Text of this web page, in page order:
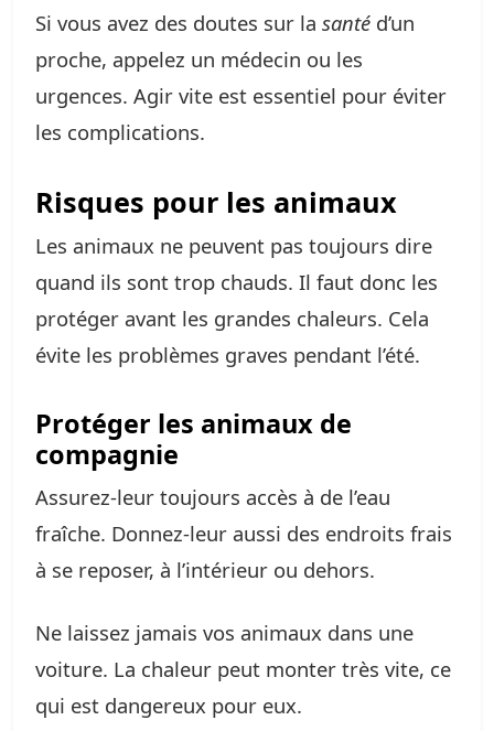
Si vous avez des doutes sur la santé d’un
proche, appelez un médecin ou les
urgences. Agir vite est essentiel pour éviter
les complications.
Risques pour les animaux
Les animaux ne peuvent pas toujours dire
quand ils sont trop chauds. Il faut donc les
protéger avant les grandes chaleurs. Cela
évite les problèmes graves pendant l’été.
Protéger les animaux de
compagnie
Assurez-leur toujours accès à de l’eau
fraîche. Donnez-leur aussi des endroits frais
à se reposer, à l’intérieur ou dehors.
Ne laissez jamais vos animaux dans une
voiture. La chaleur peut monter très vite, ce
qui est dangereux pour eux.